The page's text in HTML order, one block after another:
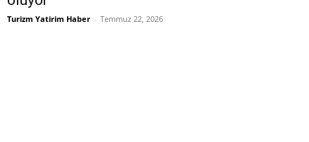
Turizm Yatirim Haber - Temmuz 22, 2026